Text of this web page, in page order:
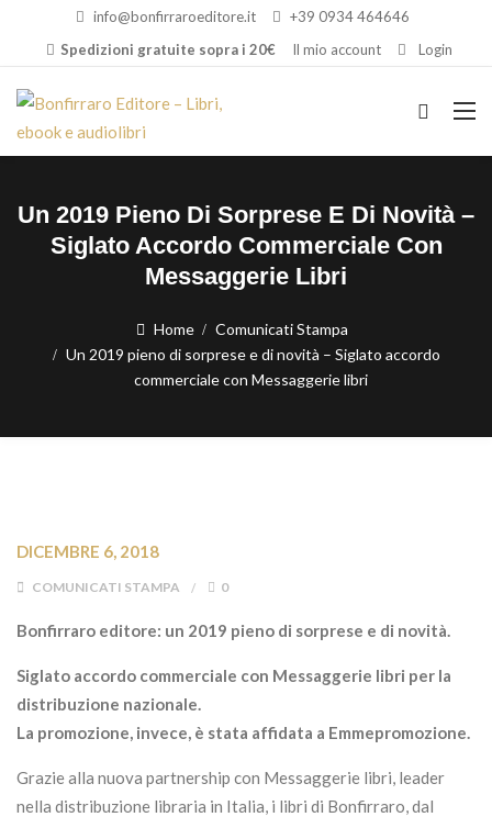
info@bonfirraroeditore.it
+39 0934 464646
Spedizioni gratuite sopra i 20€
Il mio account Login
Un 2019 Pieno Di Sorprese E Di Novità –
Siglato Accordo Commerciale Con
Messaggerie Libri
Home
Comunicati Stampa
Un 2019 pieno di sorprese e di novità – Siglato accordo
commerciale con Messaggerie libri
DICEMBRE 6, 2018
COMUNICATI STAMPA 0
Bonfirraro editore: un 2019 pieno di sorprese e di novità.
Siglato accordo commerciale con Messaggerie libri per la
distribuzione nazionale.
La promozione, invece, è stata affidata a Emmepromozione.
Grazie alla nuova partnership con Messaggerie libri, leader
nella distribuzione libraria in Italia, i libri di Bonfirraro, dal